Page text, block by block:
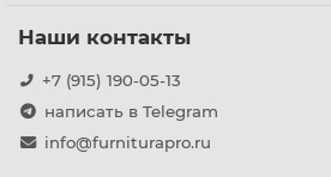
Наши контакты
+7 (915) 190-05-13
написать в Telegram
info@furniturapro.ru